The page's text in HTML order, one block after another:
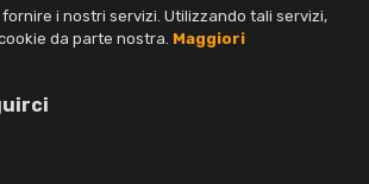
i nostri servizi. Utilizzando tali servizi,
da parte nostra. Maggiori